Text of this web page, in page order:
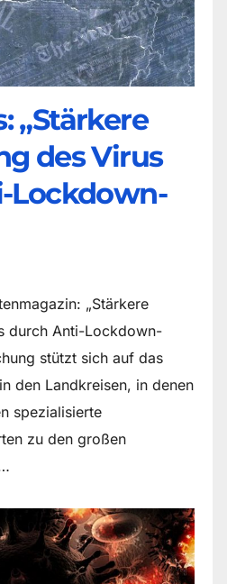
„Stärkere
des Virus
Lockdown-
„Stärkere
durch Anti-Lockdown-
stützt sich auf das
den Landkreisen, in denen
spezialisierte
zu den großen